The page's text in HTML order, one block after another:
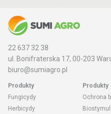
22 637 32 38
ul. Bonifraterska 17, 00-203
biuro@sumiagro.pl
Produkty
Fungicydy
Herbicydy
Produkty
Ochrona